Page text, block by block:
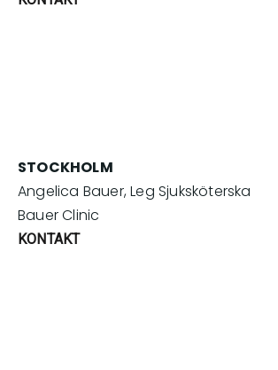
STOCKHOLM
Angelica Bauer, Leg Sjuksköterska
Bauer Clinic
KONTAKT